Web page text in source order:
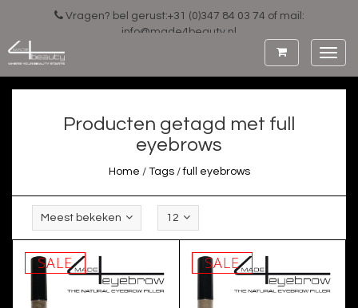
Vragen? bel gerust:+31 (0)347 84 03 74 of mail:
info@made4beauty.nl
Producten getagd met full
eyebrows
Home / Tags/full eyebrows
Meest bekeken 12
SALE SALE